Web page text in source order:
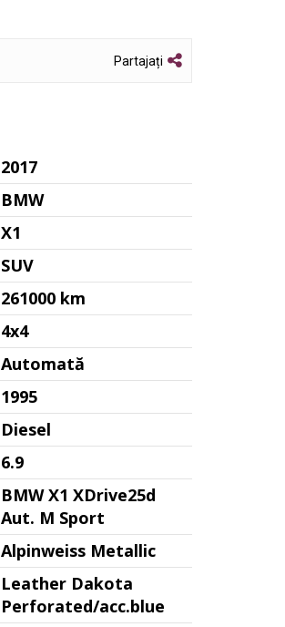
Partajați
2017
BMW
X1
SUV
261000 km
4x4
Automată
1995
Diesel
6.9
BMW X1 XDrive25d
Aut. M Sport
Alpinweiss Metallic
Leather Dakota
Perforated/acc.blue